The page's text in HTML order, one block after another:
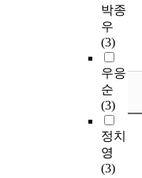
박종
우
(3)
우응
순
(3)
정치
영
(3)